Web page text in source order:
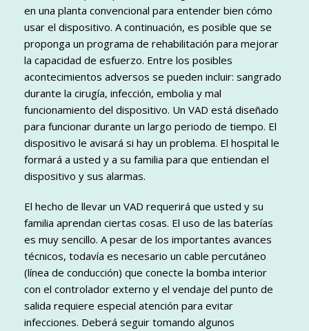
en una planta convencional para entender bien cómo
usar el dispositivo. A continuación, es posible que se
proponga un programa de rehabilitación para mejorar
la capacidad de esfuerzo. Entre los posibles
acontecimientos adversos se pueden incluir: sangrado
durante la cirugía, infección, embolia y mal
funcionamiento del dispositivo. Un VAD está diseñado
para funcionar durante un largo periodo de tiempo. El
dispositivo le avisará si hay un problema. El hospital le
formará a usted y a su familia para que entiendan el
dispositivo y sus alarmas.
El hecho de llevar un VAD requerirá que usted y su
familia aprendan ciertas cosas. El uso de las baterías
es muy sencillo. A pesar de los importantes avances
técnicos, todavía es necesario un cable percutáneo
(línea de conducción) que conecte la bomba interior
con el controlador externo y el vendaje del punto de
salida requiere especial atención para evitar
infecciones. Deberá seguir tomando algunos